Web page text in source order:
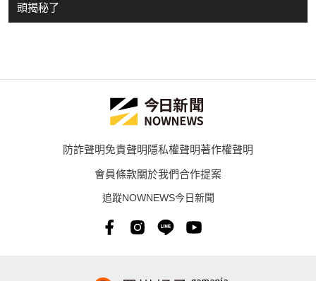
頭揭秘了
防詐聲明免責聲明隱私權聲明著作權聲明
會員條款關於我們合作提案
追蹤NOWNEWS今日新聞